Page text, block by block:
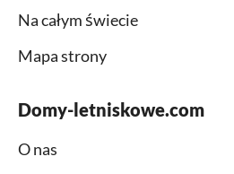
Na całym świecie
Mapa strony
Domy-letniskowe.com
O nas